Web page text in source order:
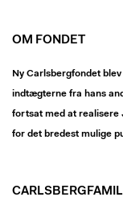
OM FONDET
Ny Carlsbergfondet
indtægterne fra hans
fortsat med at realisere
for det bredest mulige